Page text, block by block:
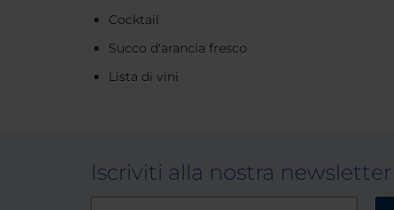
Cocktail
Succo d'arancia fresco
Lista di vini
Iscriviti alla nostra newsletter